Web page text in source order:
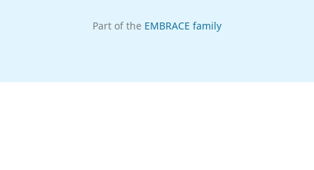
Part of the EMBRACE family